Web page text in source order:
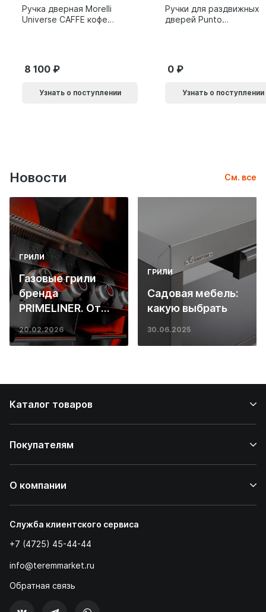
Ручка дверная Morelli
Universe CAFFE кофе
8 100
Узнать о поступлении
Ручки для раздвижных
дверей Punto
0
Узнать о поступлении
Новости См. все
ГРИЛИ
Газовые грили
бренда
PRIMELINER. От
основ инженерии
до ресторанных
20.02.2026
ГРИЛИ
Садовая мебель:
какую выбрать
30.06.2025
Каталог товаров
Покупателям
О компании
Служба клиентского сервиса
+7 (4725) 45-44-44
info@teremmarket.ru
Обратная связь